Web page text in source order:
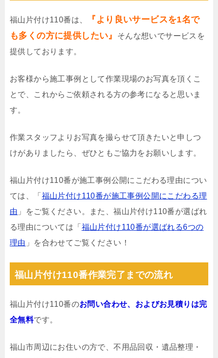
福山片付け110番は、
『より良いサービスを1名で
も多くの方に提供したい』
そんな想いでサービスを
提供しております。
お客様から施工事例として作業現場のお写真を頂くこ
とで、これからご依頼される方の参考になると思いま
す。
作業スタッフよりお写真を撮らせて頂きたいと申しつ
けがありましたら、ぜひともご協力をお願いします。
福山片付け110番が施工事例公開にこだわる理由につい
ては、「 福山片付け110番が施工事例公開にこだわる理
由 」をご覧ください。また、福山片付け110番が選ばれ
る理由については「 福山片付け110番が選ばれる6つの
理由 」を合わせてご覧ください！
福山片付け110番作業完了までの流れ
福山片付け110番のお問い合わせ、およびお見積りは完
全無料です。
福山市周辺にお住いの方で、不用品回収・遺品整理・